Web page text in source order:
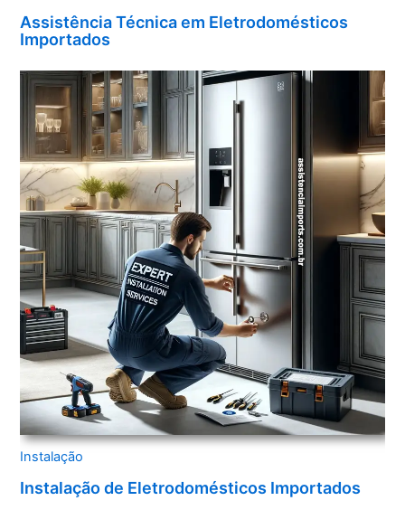
Assistência Técnica em Eletrodomésticos
Importados
Instalação
Instalação de Eletrodomésticos Importados